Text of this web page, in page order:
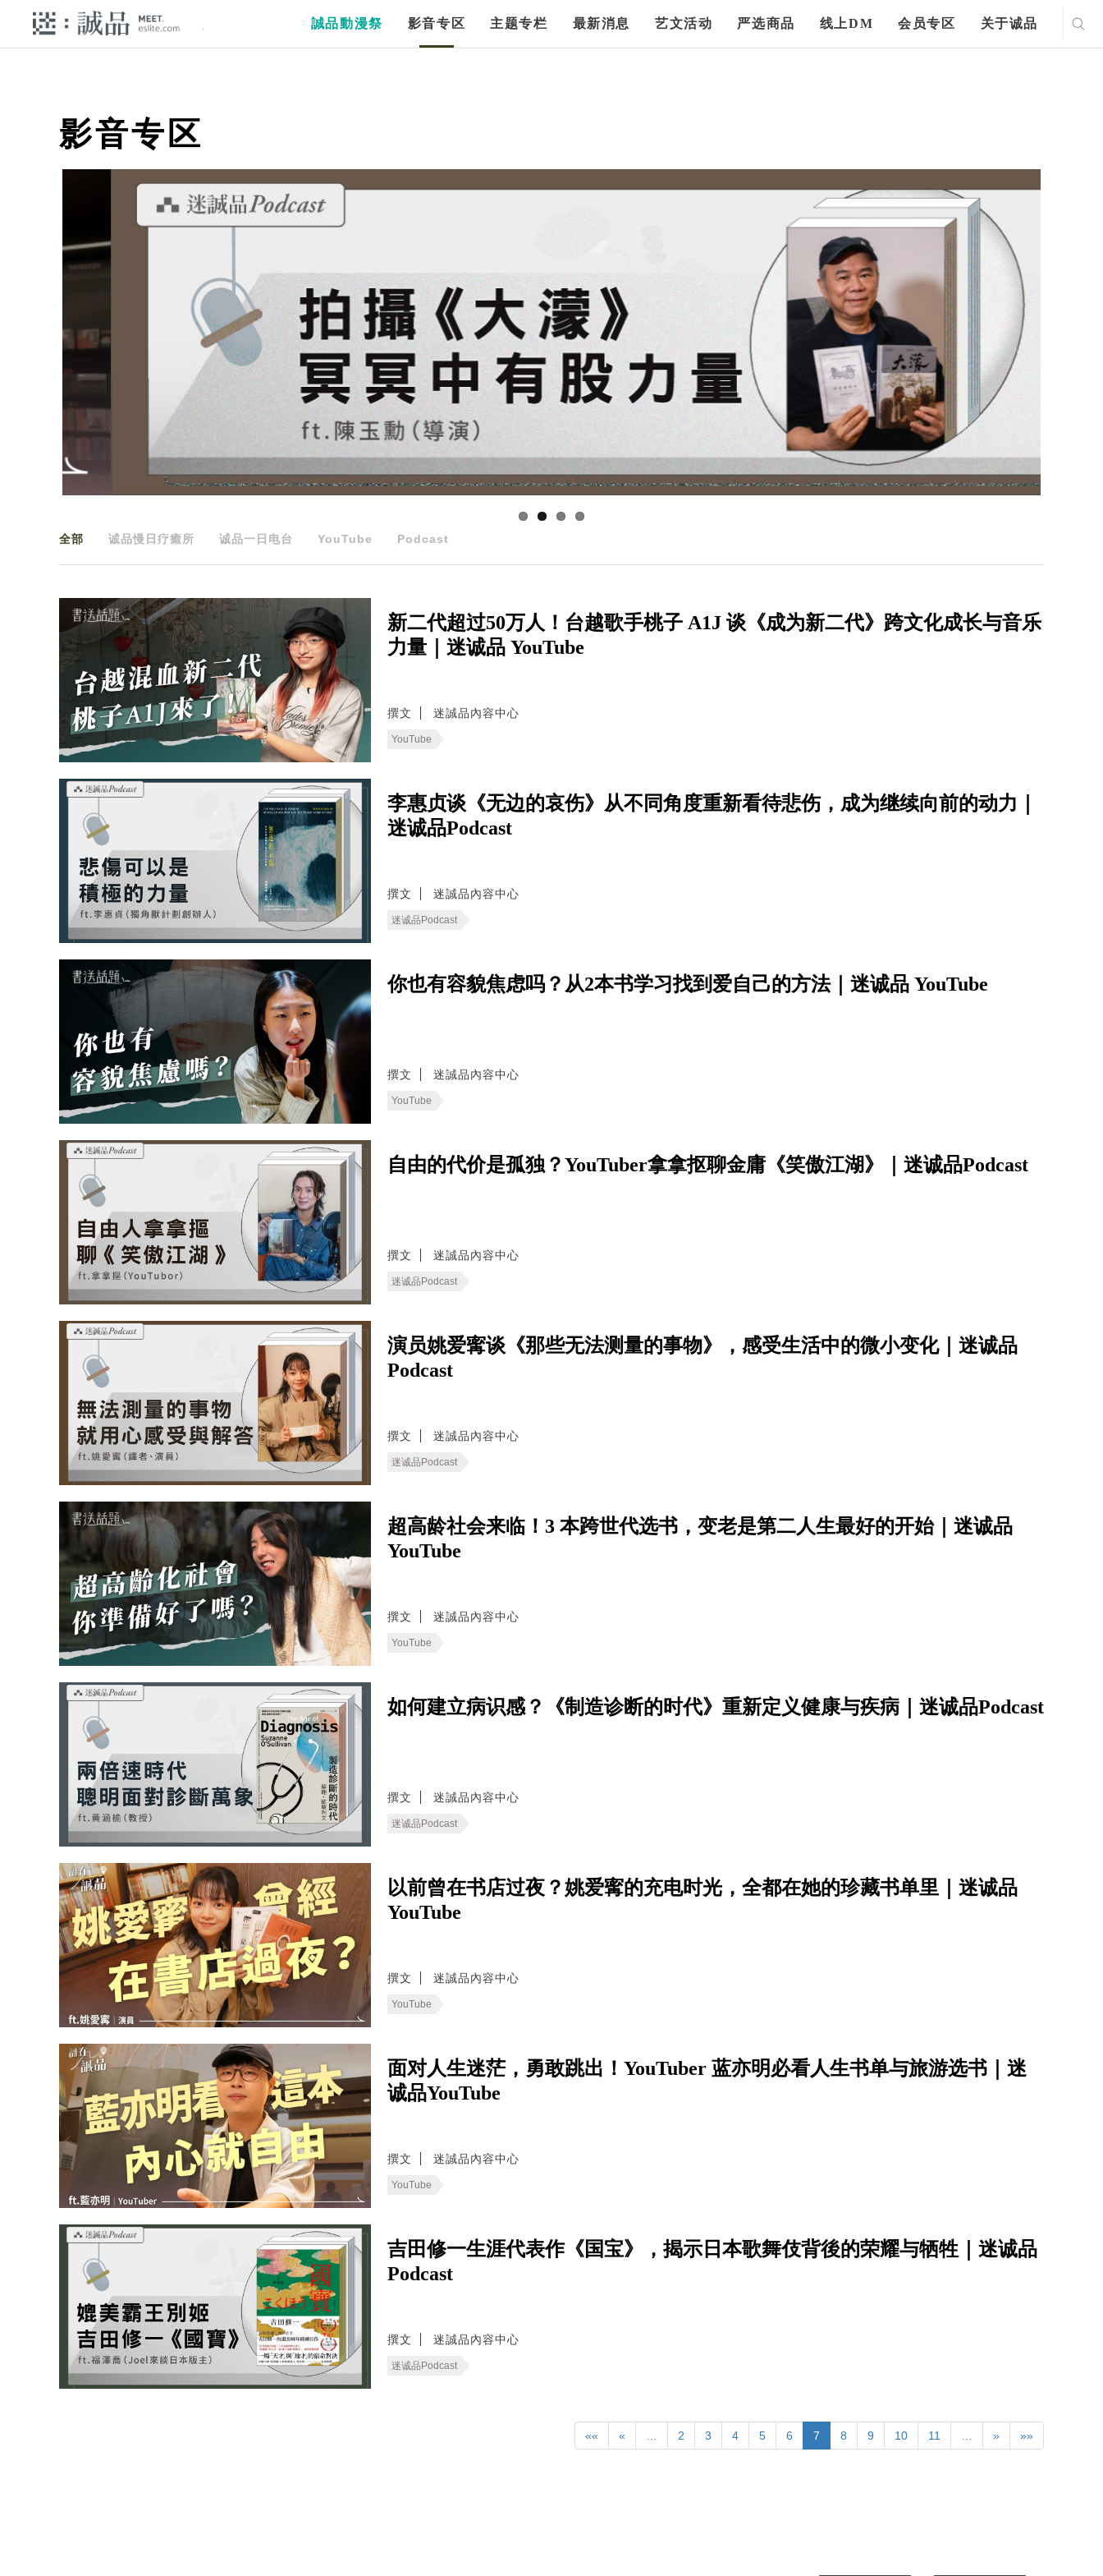
誠品動漫祭 影音专区 主题专栏 最新消息 艺文活动 严选商品 线上DM 会员专区 关于诚品
影音专区
全部 诚品慢日疗癒所 诚品一日电台 YouTube Podcast
新二代超过50万人！台越歌手桃子 A1J 谈《成为新二代》跨文化成长与音乐
力量｜迷诚品 YouTube
撰文 迷誠品內容中心
YouTube
李惠贞谈《无边的哀伤》从不同角度重新看待悲伤，成为继续向前的动力｜
迷诚品Podcast
撰文 迷誠品內容中心
迷诚品Podcast
你也有容貌焦虑吗？从2本书学习找到爱自己的方法｜迷诚品 YouTube
撰文 迷誠品內容中心
YouTube
自由的代价是孤独？YouTuber拿拿抠聊金庸《笑傲江湖》｜迷诚品Podcast
撰文 迷誠品內容中心
迷诚品Podcast
演员姚爱寗谈《那些无法测量的事物》，感受生活中的微小变化｜迷诚品
Podcast
撰文 迷誠品內容中心
迷诚品Podcast
超高龄社会来临！3 本跨世代选书，变老是第二人生最好的开始｜迷诚品
YouTube
撰文 迷誠品內容中心
YouTube
如何建立病识感？《制造诊断的时代》重新定义健康与疾病｜迷诚品Podcast
撰文 迷誠品內容中心
迷诚品Podcast
以前曾在书店过夜？姚爱寗的充电时光，全都在她的珍藏书单里｜迷诚品
YouTube
撰文 迷誠品內容中心
YouTube
面对人生迷茫，勇敢跳出！YouTuber 蓝亦明必看人生书单与旅游选书｜迷
诚品YouTube
撰文 迷誠品內容中心
YouTube
吉田修一生涯代表作《国宝》，揭示日本歌舞伎背後的荣耀与牺牲｜迷诚品
Podcast
撰文 迷誠品內容中心
迷诚品Podcast
«« « … 2 3 4 5 6 7 8 9 10 11 … » »»